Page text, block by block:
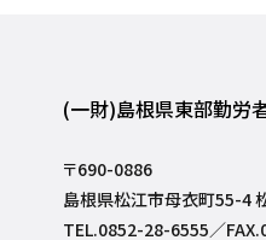
(一財)島根県東部勤労
〒690-0886
島根県松江市母衣町55-4
TEL.0852-28-6555／